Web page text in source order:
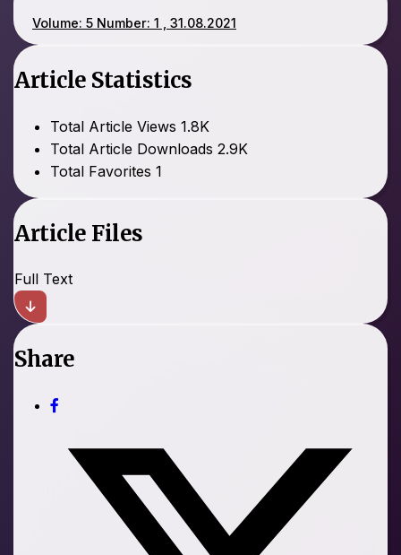
Volume: 5 Number: 1 , 31.08.2021
Article Statistics
Total Article Views 1.8K
Total Article Downloads 2.9K
Total Favorites 1
Article Files
Full Text
Share